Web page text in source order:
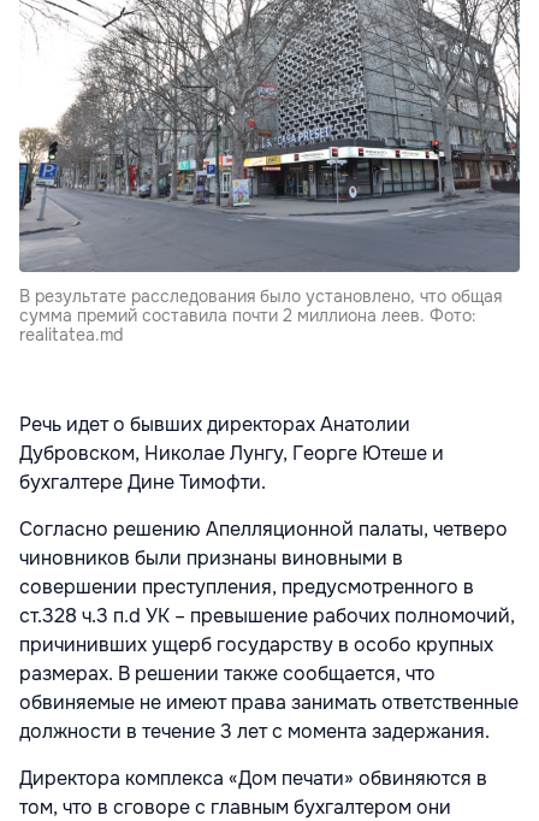
В результате расследования было установлено, что общая
сумма премий составила почти 2 миллиона леев. Фото:
realitatea.md
Речь идет о бывших директорах Анатолии
Дубровском, Николае Лунгу, Георге Ютеше и
бухгалтере Дине Тимофти.
Согласно решению Апелляционной палаты, четверо
чиновников были признаны виновными в
совершении преступления, предусмотренного в
ст.328 ч.3 п.d УК – превышение рабочих полномочий,
причинивших ущерб государству в особо крупных
размерах. В решении также сообщается, что
обвиняемые не имеют права занимать ответственные
должности в течение 3 лет с момента задержания.
Директора комплекса «Дом печати» обвиняются в
том, что в сговоре с главным бухгалтером они